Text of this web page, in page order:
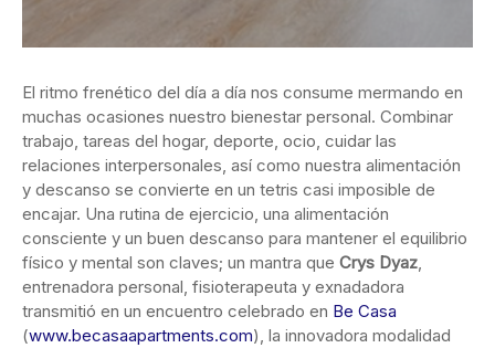
El ritmo frenético del día a día nos consume mermando en
muchas ocasiones nuestro bienestar personal. Combinar
trabajo, tareas del hogar, deporte, ocio, cuidar las
relaciones interpersonales, así como nuestra alimentación
y descanso se convierte en un tetris casi imposible de
encajar. Una rutina de ejercicio, una alimentación
consciente y un buen descanso para mantener el equilibrio
físico y mental son claves; un mantra que Crys Dyaz,
entrenadora personal, fisioterapeuta y exnadadora
transmitió en un encuentro celebrado en Be Casa
(www.becasaapartments.com), la innovadora modalidad